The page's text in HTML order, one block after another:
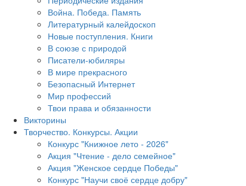
Война. Победа. Память
Литературный калейдоскоп
Новые поступления. Книги
В союзе с природой
Писатели-юбиляры
В мире прекрасного
Безопасный Интернет
Мир профессий
Твои права и обязанности
Викторины
Творчество. Конкурсы. Акции
Конкурс "Книжное лето - 2026"
Акция "Чтение - дело семейное"
Акция "Женское сердце Победы"
Конкурс "Научи своё сердце добру"